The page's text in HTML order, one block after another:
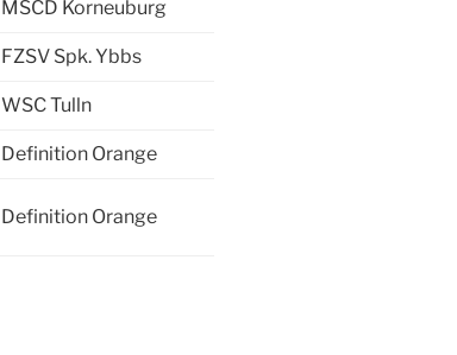
MSCD Korneuburg
FZSV Spk. Ybbs
WSC Tulln
Definition Orange
Definition Orange